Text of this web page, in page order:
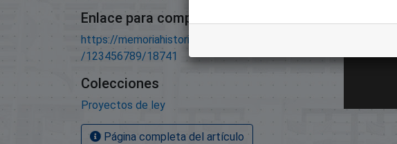
Enlace para compartir este artículo
https://memoriahistorica.senadord.gob.do/handle
/123456789/18741
Colecciones
Proyectos de ley
Página completa del artículo